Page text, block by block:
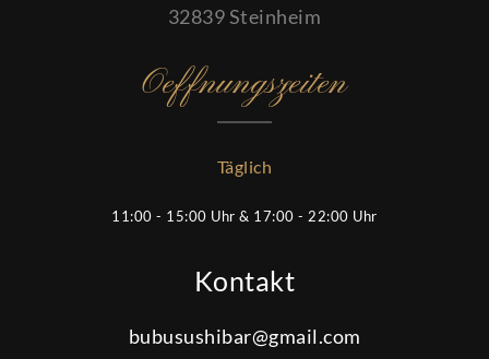
32839 Steinheim
Oeffnungszeiten
Täglich
11:00 - 15:00 Uhr & 17:00 - 22:00 Uhr
Kontakt
bubusushibar@gmail.com